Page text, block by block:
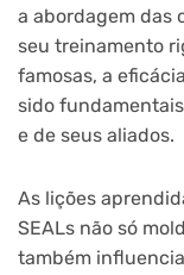
a abordagem das
seu treinamento
famosas, a
sido
e de seus aliados.
As lições
SEALs não só
também